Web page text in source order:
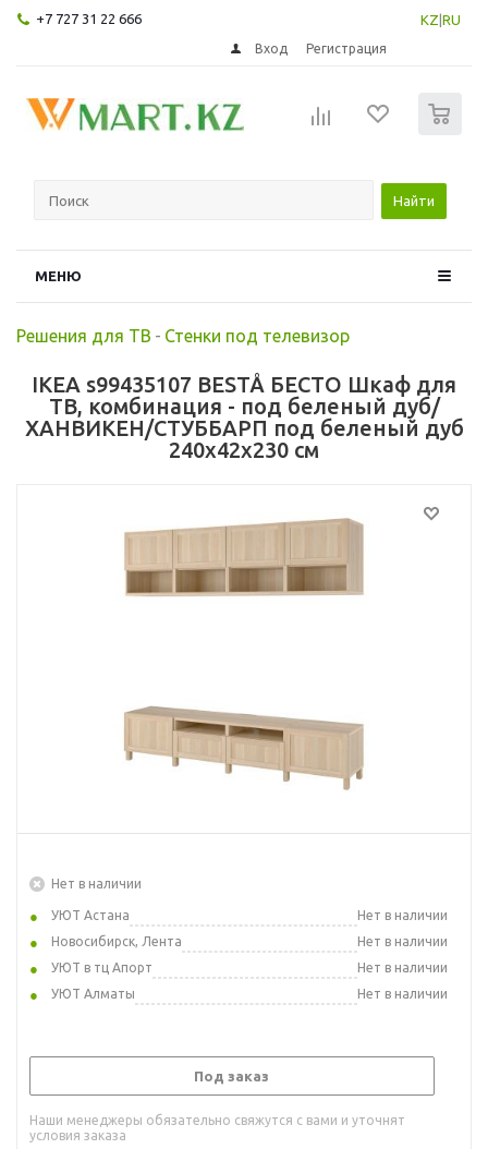
+7 727 31 22 666 KZ RU
Вход Регистрация
Найти
МЕНЮ
Решения для ТВ - Стенки под телевизор
IKEA s99435107 BESTÅ БЕСТО Шкаф для
ТВ, комбинация - под беленый дуб/
ХАНВИКЕН/СТУББАРП под беленый дуб
240x42x230 см
Нет в наличии
УЮТ Астана
Нет в наличии
Новосибирск, Лента
Нет в наличии
УЮТ в тц Апорт
Нет в наличии
УЮТ Алматы
Нет в наличии
Под заказ
Наши менеджеры обязательно свяжутся с вами и уточнят
условия заказа